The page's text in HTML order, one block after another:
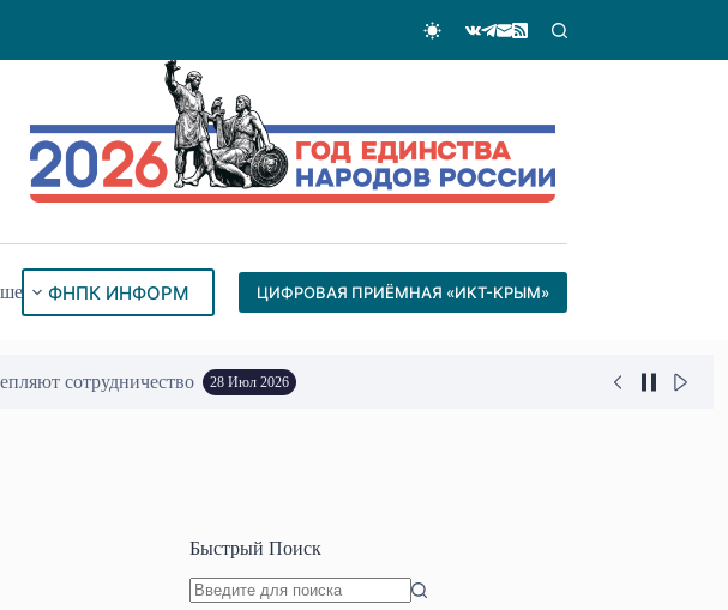
ФНПК ИНФОРМ ЦИФРОВАЯ ПРИЁМНАЯ «ИКТ-КРЫМ»
сотрудничество 28 Июл 2026
Быстрый Поиск